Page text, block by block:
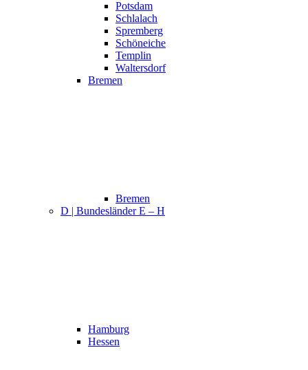
Potsdam
Schlalach
Spremberg
Schöneiche
Templin
Waltersdorf
Bremen
Bremen
D | Bundesländer E – H
Hamburg
Hessen